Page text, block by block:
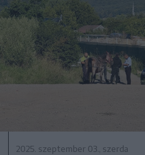
2025. szeptember 03., szerda